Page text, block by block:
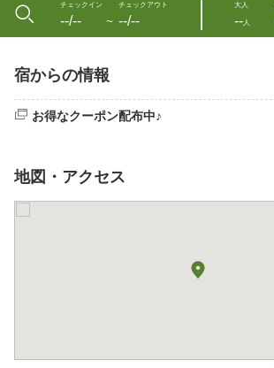
チェックイン
--/-- 〜
チェックアウト
--/--
大人
--人
宿からの情報
お得なクーポン配布中♪
地図・アクセス